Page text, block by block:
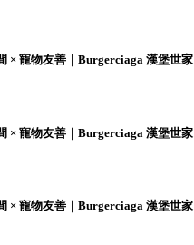
× 寵物友善｜Burgerciaga 漢堡世家
× 寵物友善｜Burgerciaga 漢堡世家
× 寵物友善｜Burgerciaga 漢堡世家